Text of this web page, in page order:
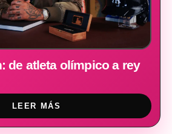
de atleta olímpico a rey
LEER MÁS